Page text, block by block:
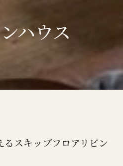
ハウス
るスキップフロアリビン